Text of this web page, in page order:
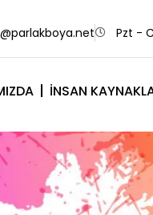
Pzt -
İNSAN